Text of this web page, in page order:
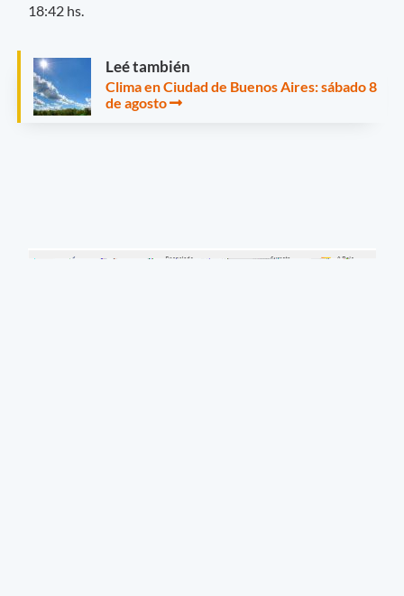
18:42 hs.
Leé también
Clima en Ciudad de Buenos Aires: sábado 8
de agosto